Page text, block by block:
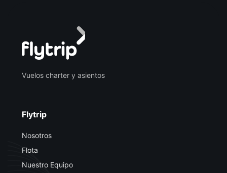
Vuelos charter y asientos
Flytrip
Nosotros
Flota
Nuestro Equipo